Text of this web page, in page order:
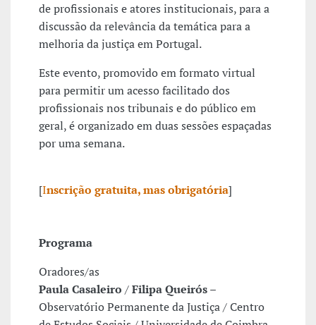
de profissionais e atores institucionais, para a
discussão da relevância da temática para a
melhoria da justiça em Portugal.
Este evento, promovido em formato virtual
para permitir um acesso facilitado dos
profissionais nos tribunais e do público em
geral, é organizado em duas sessões espaçadas
por uma semana.
[Inscrição gratuita, mas obrigatória]
Programa
Oradores/as
Paula Casaleiro /Filipa Queirós–
Observatório Permanente da Justiça / Centro